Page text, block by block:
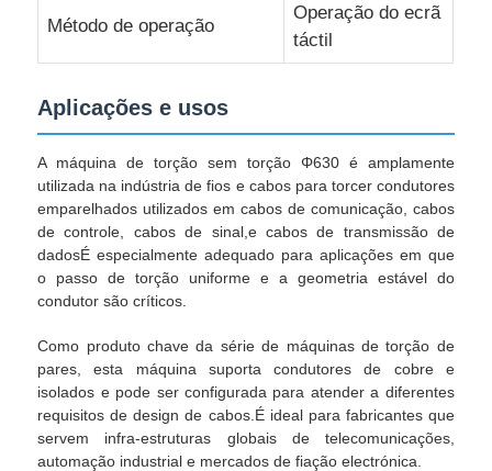
máquina de extrusão de descascamento
Método de operação
Operação do ecrã
táctil
Aplicações e usos
A máquina de torção sem torção Φ630 é amplamente
utilizada na indústria de fios e cabos para torcer condutores
emparelhados utilizados em cabos de comunicação, cabos
de controle, cabos de sinal,e cabos de transmissão de
dadosÉ especialmente adequado para aplicações em que
o passo de torção uniforme e a geometria estável do
condutor são críticos.
Como produto chave da série de máquinas de torção de
pares, esta máquina suporta condutores de cobre e
isolados e pode ser configurada para atender a diferentes
requisitos de design de cabos.É ideal para fabricantes que
servem infra-estruturas globais de telecomunicações,
automação industrial e mercados de fiação electrónica.